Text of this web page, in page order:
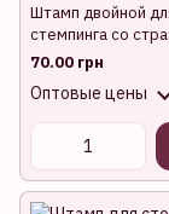
Штамп двойной
стемпинга со
(золото).
70.00 грн
Оптовые цены